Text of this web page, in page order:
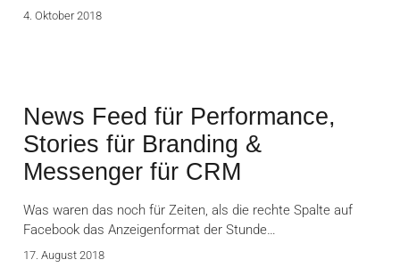
4. Oktober 2018
News Feed für Performance,
Stories für Branding &
Messenger für CRM
Was waren das noch für Zeiten, als die rechte Spalte auf
Facebook das Anzeigenformat der Stunde…
17. August 2018